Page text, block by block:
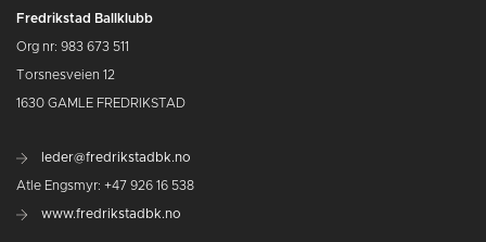
Fredrikstad Ballklubb
Org nr: 983 673 511
Torsnesveien 12
1630 GAMLE FREDRIKSTAD
leder@fredrikstadbk.no
Atle Engsmyr: +47 926 16 538
www.fredrikstadbk.no